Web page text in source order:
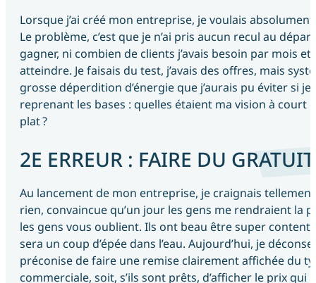
Lorsque j’ai créé mon entreprise, je voulais
Le problème, c’est que je n’ai pris aucun recul au
gagner, ni combien de clients j’avais besoin par mois
atteindre. Je faisais du test, j’avais des offres, mais
grosse déperdition d’énergie que j’aurais pu éviter si je
reprenant les bases : quelles étaient ma vision à
plat ?
2E ERREUR : FAIRE DU GRATUIT
Au lancement de mon entreprise, je craignais
rien, convaincue qu’un jour les gens me rendraient la
les gens vous oublient. Ils ont beau être super
sera un coup d’épée dans l’eau. Aujourd’hui, je
préconise de faire une remise clairement affichée du
commerciale, soit, s’ils sont prêts, d’afficher le prix